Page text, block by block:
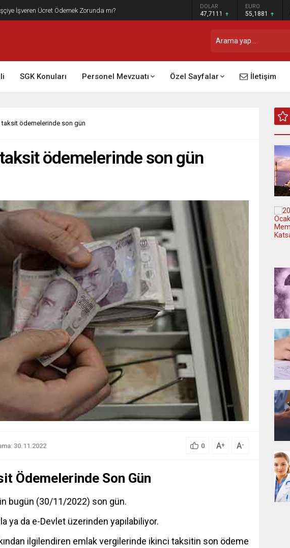
Heyet Raporu Dikkate Alınır Mı? DOLAR
47,7111
EURO
55,1881
SGK Konuları Personel Mevzuatı Özel Sayfalar İletişim
ödemelerinde son gün
ödemelerinde son gün
30.11.2022 0 A+ A-
Ödemelerinde Son Gün
bugün (30/11/2022) son gün.
ya da e-Devlet üzerinden yapılabiliyor.
ilgilendiren emlak vergilerinde ikinci taksitin son ödeme